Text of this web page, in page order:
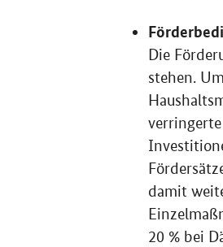
Die
stehen.
damit
20 % bei